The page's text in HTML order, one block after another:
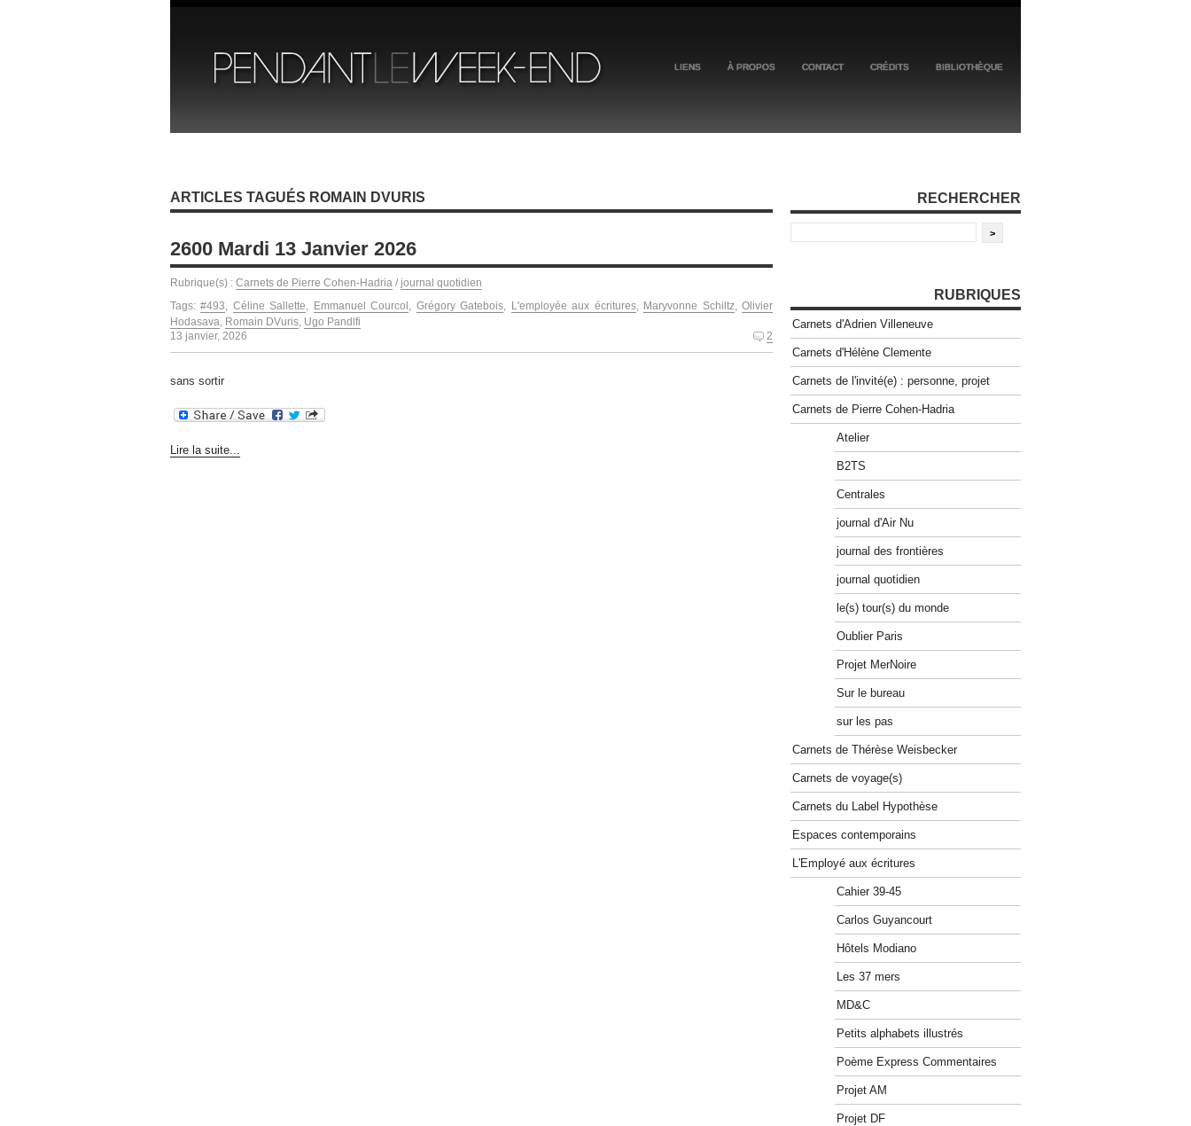
LIENS À PROPOS CONTACT CRÉDITS BIBLIOTHÈQUE
ARTICLES TAGUÉS ROMAIN DVURIS
2600 Mardi 13 Janvier 2026
Rubrique(s) : Carnets de Pierre Cohen-Hadria / journal quotidien
Tags:#493, Céline Sallette, Emmanuel Courcol , Grégory Gatebois, L'employée aux écritures, Maryvonne Schiltz,Olivier
Hodasava, Romain DVuris, Ugo Pandlfi
13 janvier, 2026
2
sans sortir
Lire la suite...
RECHERCHER
RUBRIQUES
Carnets d'Adrien Villeneuve
Carnets d'Hélène Clemente
Carnets de l'invité(e) : personne, projet
Carnets de Pierre Cohen-Hadria
Atelier
B2TS
Centrales
journal d'Air Nu
journal des frontières
journal quotidien
le(s) tour(s) du monde
Oublier Paris
Projet MerNoire
Sur le bureau
sur les pas
Carnets de Thérèse Weisbecker
Carnets de voyage(s)
Carnets du Label Hypothèse
Espaces contemporains
L'Employé aux écritures
Cahier 39-45
Carlos Guyancourt
Hôtels Modiano
Les 37 mers
MD&C
Petits alphabets illustrés
Poème Express Commentaires
Projet AM
Projet DF